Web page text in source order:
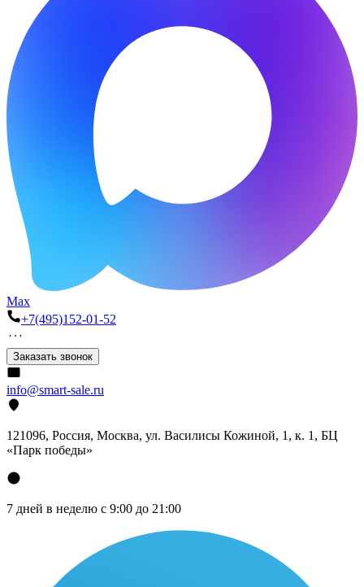
Max
+7(495)152-01-52
Заказать звонок
info@smart-sale.ru
121096, Россия, Москва, ул. Василисы Кожиной, 1, к. 1, БЦ
«Парк победы»
7 дней в неделю с 9:00 до 21:00